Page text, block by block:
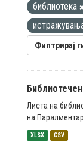
библиотека
Филтрирај
Листа на
на
XLSX CSV